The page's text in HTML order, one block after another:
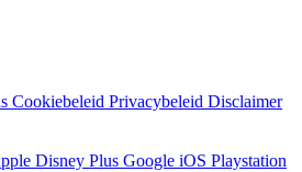
Cookiebeleid Privacybeleid Disclaimer
Disney Plus Google iOS Playstation